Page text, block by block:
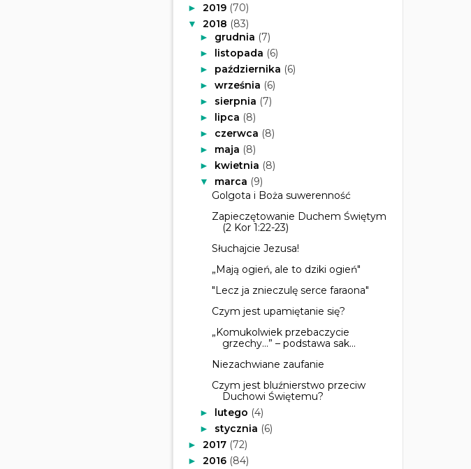
► 2019 (70)
▼ 2018 (83)
► grudnia (7)
► listopada (6)
► października (6)
► września (6)
► sierpnia (7)
► lipca (8)
► czerwca (8)
► maja (8)
► kwietnia (8)
▼ marca (9)
Golgota i Boża suwerenność
Zapieczętowanie Duchem Świętym
(2 Kor 1:22-23)
Słuchajcie Jezusa!
„Mają ogień, ale to dziki ogień"
"Lecz ja znieczulę serce faraona"
Czym jest upamiętanie się?
„Komukolwiek przebaczycie
grzechy…” – podstawa sak...
Niezachwiane zaufanie
Czym jest bluźnierstwo przeciw
Duchowi Świętemu?
► lutego (4)
► stycznia (6)
► 2017 (72)
► 2016 (84)